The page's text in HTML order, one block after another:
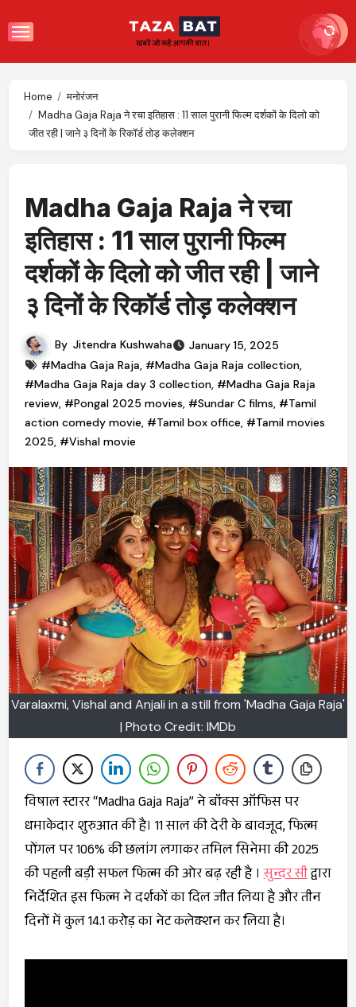
to
Home
मनोरंजन
Madha Gaja Raja ने रचा इतिहास : 11 साल पुरानी फिल्म दर्शकों के दिलो को
जीत रही | जाने ३ दिनों के रिकॉर्ड तोड़ कलेक्शन
Madha Gaja Raja ने रचा
इतिहास : 11 साल पुरानी फिल्म
दर्शकों के दिलो को जीत रही | जाने
३ दिनों के रिकॉर्ड तोड़ कलेक्शन
By Jitendra Kushwaha
January 15, 2025
#Madha Gaja Raja, #Madha Gaja Raja collection,
#Madha Gaja Raja day 3 collection, #Madha Gaja Raja
review, #Pongal 2025 movies, #Sundar C films, #Tamil
action comedy movie, #Tamil box office, #Tamil movies
2025, #Vishal movie
Varalaxmi, Vishal and Anjali in a still from 'Madha Gaja Raja'
| Photo Credit: IMDb
विषाल स्टारर “Madha Gaja Raja” ने बॉक्स ऑफिस पर
धमाकेदार शुरुआत की है। 11 साल की देरी के बावजूद, फिल्म
पोंगल पर 106% की छलांग लगाकर तमिल सिनेमा की 2025
की पहली बड़ी सफल फिल्म की ओर बढ़ रही है ।सुन्दर सीद्वारा
निर्देशित इस फिल्म ने दर्शकों का दिल जीत लिया है और तीन
दिनों में कुल 14.1 करोड़ का नेट कलेक्शन कर लिया है।